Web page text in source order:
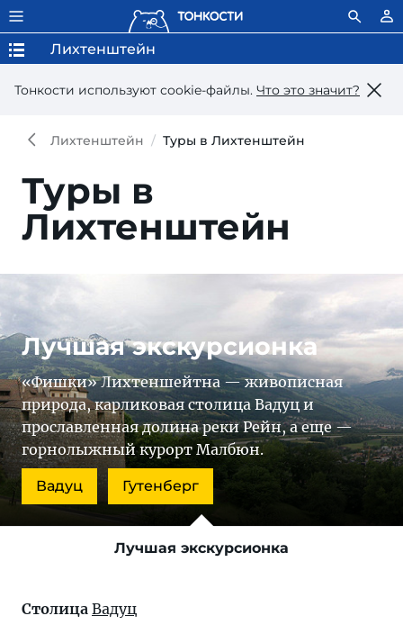
Тонкости используют сookie-файлы. Что это значит?
Лихтенштейн
Лихтенштейн Туры в Лихтенштейн
Туры в
Лихтенштейн
Лучшая экскурсионка
«Фишки» Лихтеншейтна — живописная
природа, карликовая столица Вадуц и
прославленная долина реки Рейн, а еще —
горнолыжный курорт Малбюн.
Вадуц Гутенберг
Лучшая экскурсионка
Столица Вадуц